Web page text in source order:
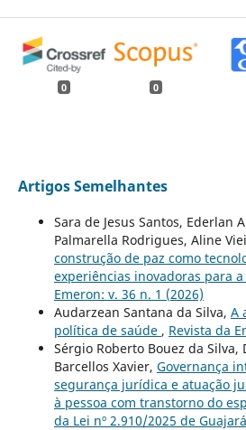
0 0
Artigos Semelhantes
Sara de Jesus Santos, Ederlan
Palmarella Rodrigues, Aline
construção de paz como
experiências inovadoras para
Emeron: v. 36 n. 1 (2026)
Audarzean Santana da Silva, A
política de saúde , Revista da
Sérgio Roberto Bouez da Silva,
Barcellos Xavier, Governança
segurança jurídica e atuação
à pessoa com transtorno do
da Lei nº 2.910/2025 de